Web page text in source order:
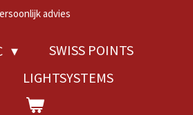
advies
SWISS POINTS
LIGHTSYSTEMS